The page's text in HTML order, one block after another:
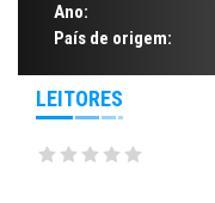
Ano:
País de origem:
LEITORES